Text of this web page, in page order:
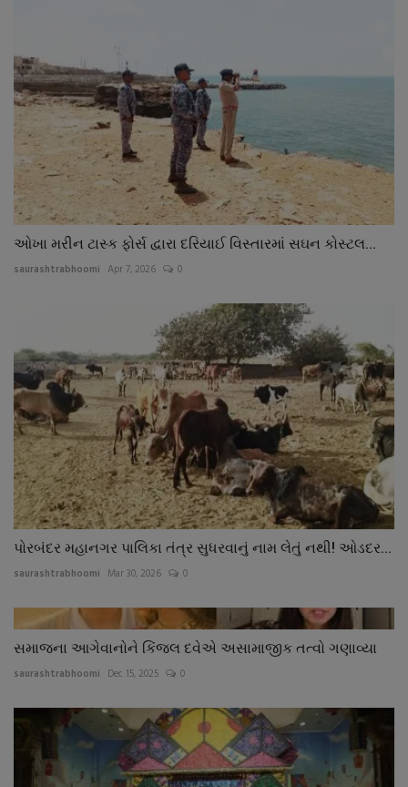
ઓખા મરીન ટાસ્ક ફોર્સ દ્વારા દરિયાઈ વિસ્તારમાં સઘન કોસ્ટલ...
saurashtrabhoomi Apr 7, 2026 0
પોરબંદર મહાનગર પાલિકા તંત્ર સુધરવાનું નામ લેતું નથી! ઓડદર...
saurashtrabhoomi Mar 30, 2026 0
સમાજના આગેવાનોને કિંજલ દવેએ અસામાજીક તત્વો ગણાવ્યા
saurashtrabhoomi Dec 15, 2025 0